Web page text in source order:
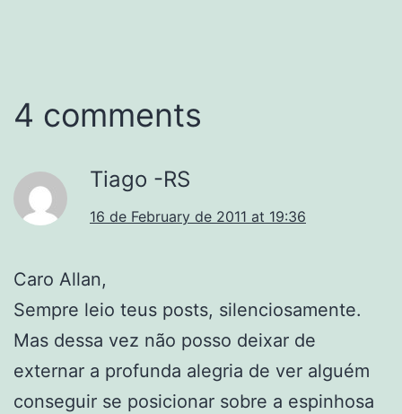
4 comments
Tiago -RS
16 de February de 2011 at 19:36
Caro Allan,
Sempre leio teus posts, silenciosamente.
Mas dessa vez não posso deixar de
externar a profunda alegria de ver alguém
conseguir se posicionar sobre a espinhosa